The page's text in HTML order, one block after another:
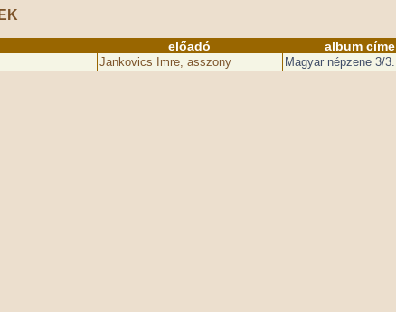
előadó album címe
Jankovics Imre, asszony Magyar népzene 3/3.